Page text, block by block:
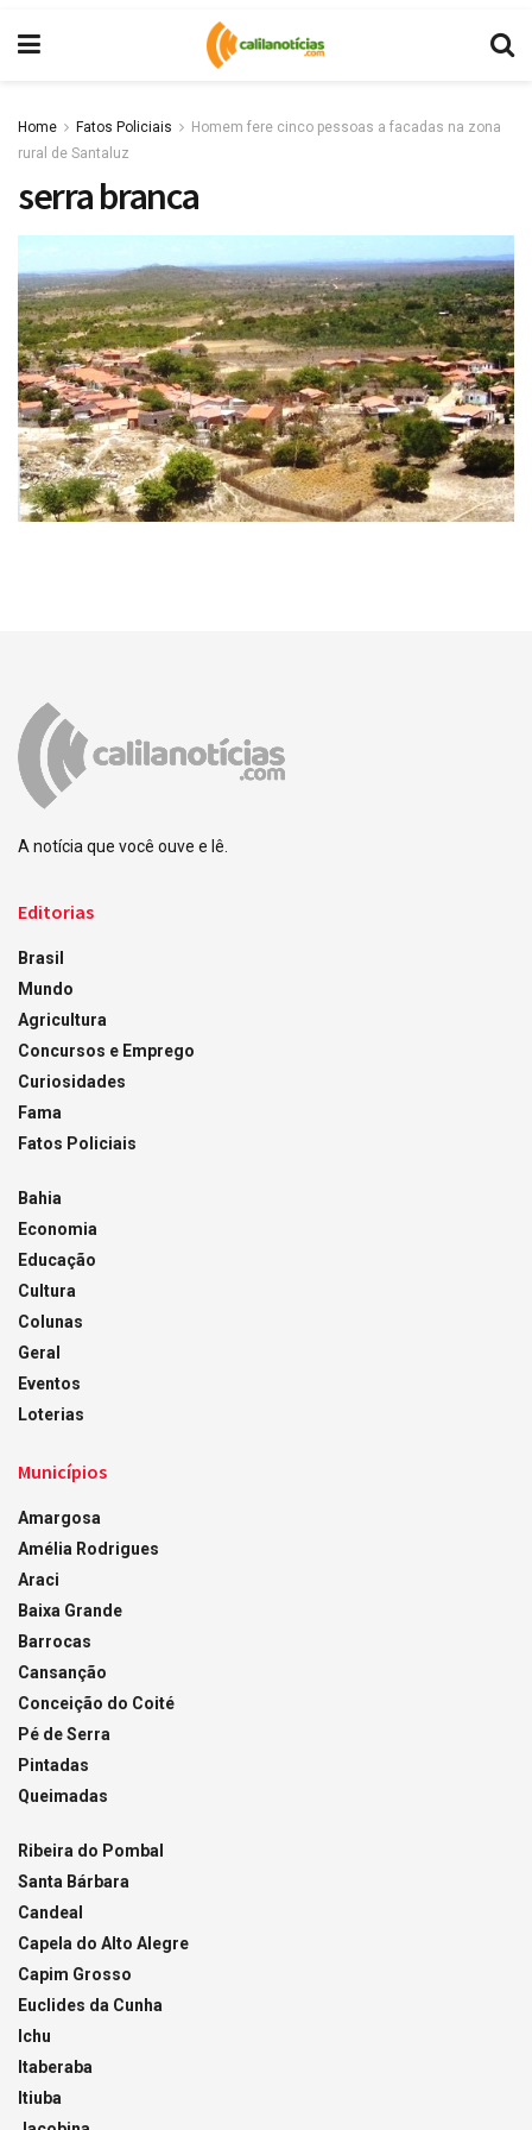
Home Fatos Policiais
Homem fere cinco pessoas a facadas na zona
rural de Santaluz
serra branca
A notícia que você ouve e lê.
Editorias
Brasil
Mundo
Agricultura
Concursos e Emprego
Curiosidades
Fama
Fatos Policiais
Bahia
Economia
Educação
Cultura
Colunas
Geral
Eventos
Loterias
Municípios
Amargosa
Amélia Rodrigues
Araci
Baixa Grande
Barrocas
Cansanção
Conceição do Coité
Pé de Serra
Pintadas
Queimadas
Ribeira do Pombal
Santa Bárbara
Candeal
Capela do Alto Alegre
Capim Grosso
Euclides da Cunha
Ichu
Itaberaba
Itiuba